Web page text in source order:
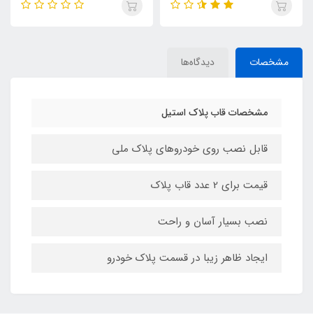
مشخصات دیدگاه‌ها
مشخصات قاب پلاک استیل
قابل نصب روی خودروهای پلاک ملی
قیمت برای 2 عدد قاب پلاک
نصب بسیار آسان و راحت
ایجاد ظاهر زیبا در قسمت پلاک خودرو